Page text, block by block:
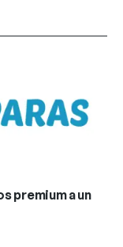
premium a un